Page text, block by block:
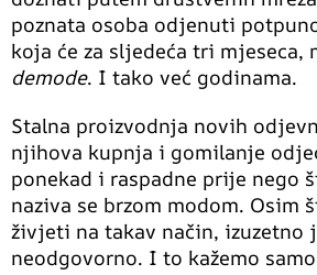
poznata osoba odjenuti
koja će za sljedeća tri mjeseca,
demode. I tako već godinama.
Stalna proizvodnja novih
njihova kupnja i gomilanje
ponekad i raspadne prije nego
naziva se brzom modom. Osim
živjeti na takav način, izuzetno
neodgovorno. I to kažemo